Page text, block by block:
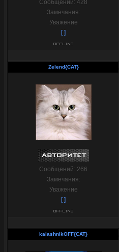
Сообщений: 428
Замечания:
Уважение
[ ]
Zelend{CAT}
Сообщений: 266
Замечания:
Уважение
[ ]
kalashnikOFF{CAT}